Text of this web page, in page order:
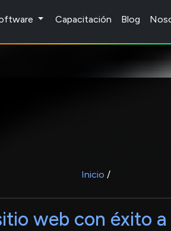
Capacitación Blog
Inicio /
web con éxito